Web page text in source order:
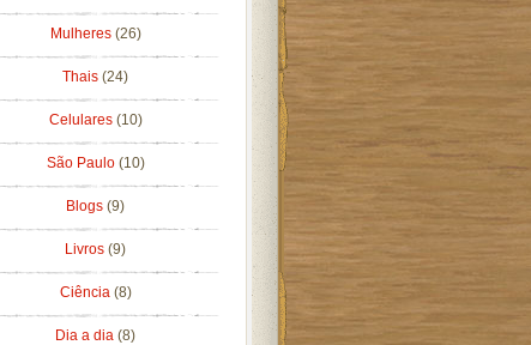
Mulheres (26)
Thais (24)
Celulares (10)
São Paulo (10)
Blogs (9)
Livros (9)
Ciência (8)
Dia a dia (8)